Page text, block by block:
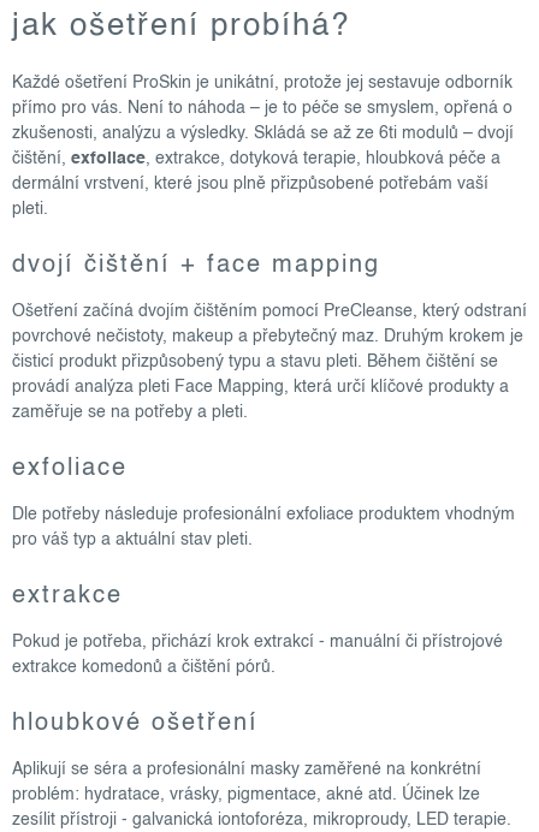
jak ošetření probíhá?
Každé ošetření ProSkin je unikátní, protože jej sestavuje odborník
přímo pro vás. Není to náhoda – je to péče se smyslem, opřená o
zkušenosti, analýzu a výsledky. Skládá se až ze 6ti modulů – dvojí
čištění, exfoliace, extrakce, dotyková terapie, hloubková péče a
dermální vrstvení, které jsou plně přizpůsobené potřebám vaší
pleti.
dvojí čištění + face mapping
Ošetření začíná dvojím čištěním pomocí PreCleanse, který odstraní
povrchové nečistoty, makeup a přebytečný maz. Druhým krokem je
čisticí produkt přizpůsobený typu a stavu pleti. Během čištění se
provádí analýza pleti Face Mapping, která určí klíčové produkty a
zaměřuje se na potřeby a pleti.
exfoliace
Dle potřeby následuje profesionální exfoliace produktem vhodným
pro váš typ a aktuální stav pleti.
extrakce
Pokud je potřeba, přichází krok extrakcí - manuální či přístrojové
extrakce komedonů a čištění pórů.
hloubkové ošetření
Aplikují se séra a profesionální masky zaměřené na konkrétní
problém: hydratace, vrásky, pigmentace, akné atd. Účinek lze
zesílit přístroji - galvanická iontoforéza, mikroproudy, LED terapie.